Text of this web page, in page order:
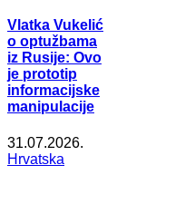
Vlatka Vukelić
o optužbama
iz Rusije: Ovo
je prototip
informacijske
manipulacije
31.07.2026.
Hrvatska